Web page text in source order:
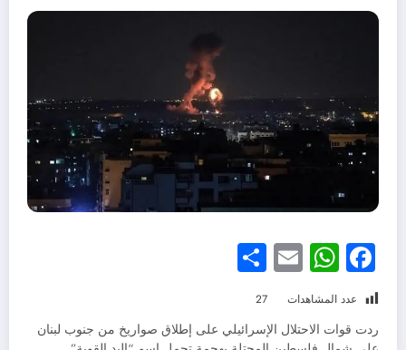
Facebook
WhatsApp
Email
عدد المشاهدات 27
ردت قوات الاحتلال الإسرائيلي على إطلاق صواريخ من جنوب لبنان